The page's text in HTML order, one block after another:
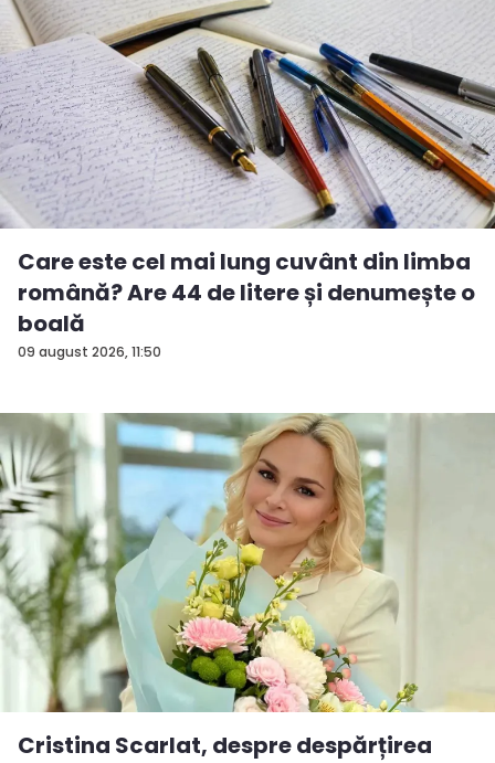
09 august 2026, 11:50
Care este cel mai lung cuvânt din limba
română? Are 44 de litere și denumește o
boală
Cristina Scarlat, despre despărțirea